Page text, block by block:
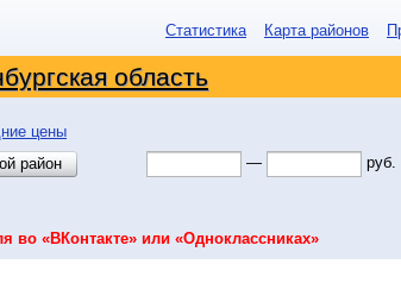
Статистика Карта районов
область
цены
район — руб.
во «ВКонтакте» или «Одноклассниках»